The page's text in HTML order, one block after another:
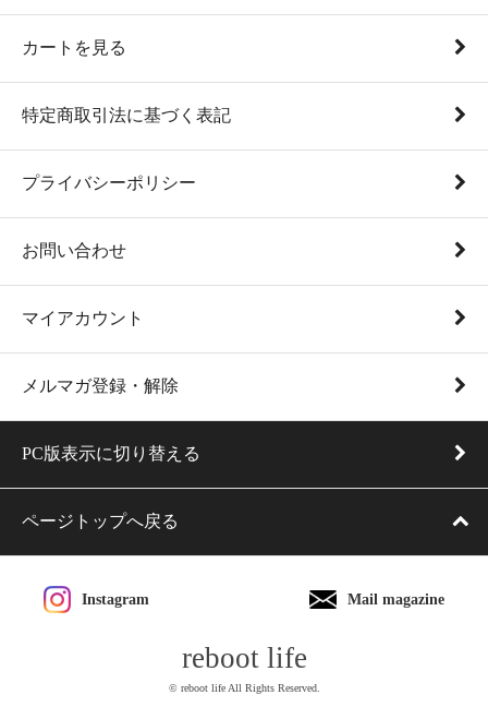
カートを見る
特定商取引法に基づく表記
プライバシーポリシー
お問い合わせ
マイアカウント
メルマガ登録・解除
PC版表示に切り替える
ページトップへ戻る
Instagram Mail magazine
reboot life
© reboot life All Rights Reserved.